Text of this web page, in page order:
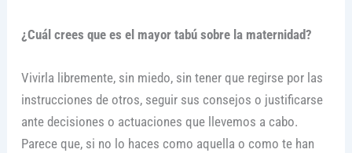
¿Cuál crees que es el mayor tabú sobre la maternidad?
Vivirla libremente, sin miedo, sin tener que regirse por las
instrucciones de otros, seguir sus consejos o justificarse
ante decisiones o actuaciones que llevemos a cabo.
Parece que, si no lo haces como aquella o como te han